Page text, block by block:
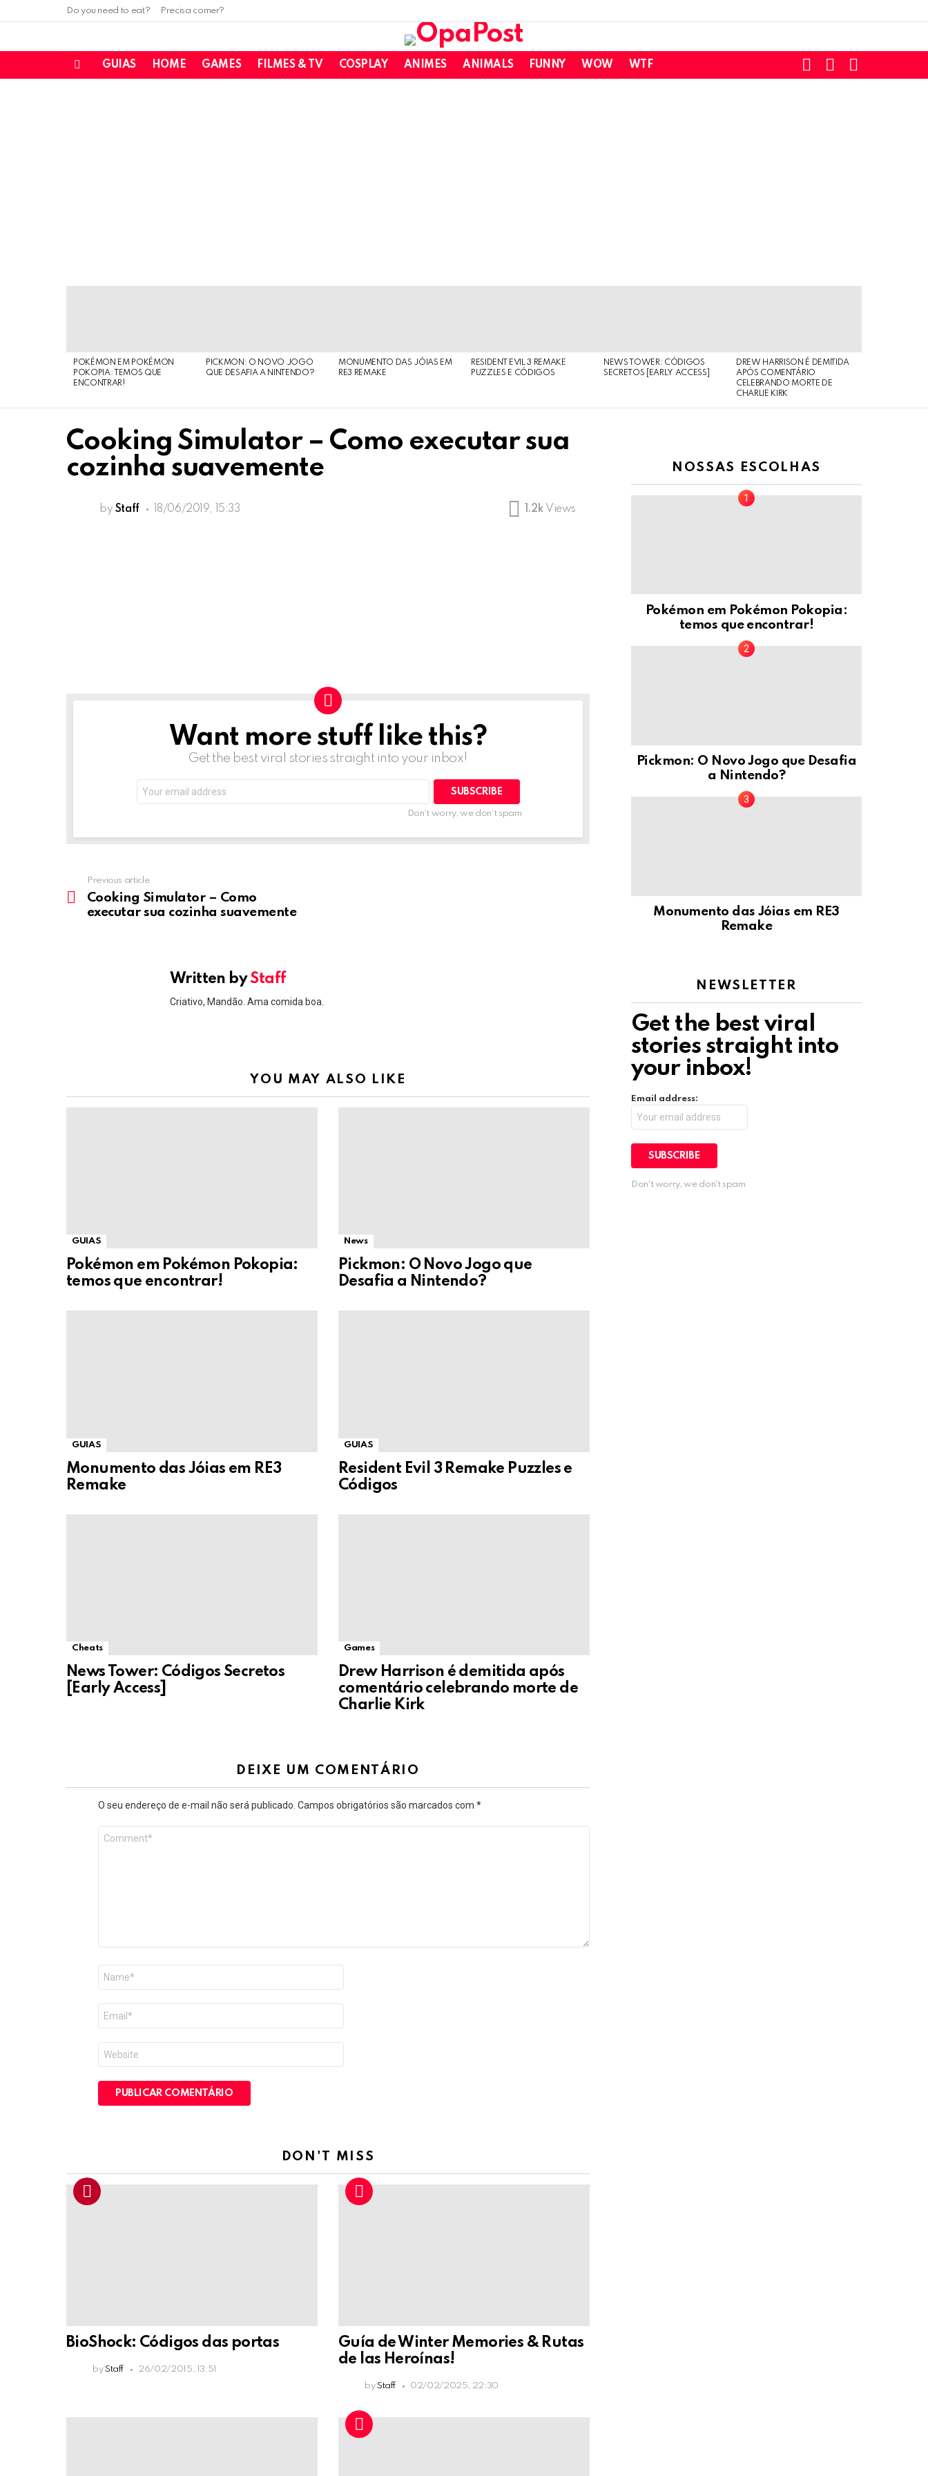
Do you need to eat? Precisa comer?
GUIAS HOME GAMES FILMES & TV COSPLAY ANIMES ANIMALS FUNNY WOW WTF
SWITCH
SKIN
SEARCH
POKÉMON EM POKÉMON
POKOPIA: TEMOS QUE
ENCONTRAR!
PICKMON: O NOVO JOGO
QUE DESAFIA A NINTENDO?
MONUMENTO DAS JÓIAS EM
RE3 REMAKE
RESIDENT EVIL 3 REMAKE
PUZZLES E CÓDIGOS
NEWS TOWER: CÓDIGOS
SECRETOS [EARLY ACCESS]
DREW HARRISON É DEMITIDA
APÓS COMENTÁRIO
CELEBRANDO MORTE DE
CHARLIE KIRK
Cooking Simulator – Como executar sua
cozinha suavemente
by Staff 18/06/2019, 15:33 1.2k Views
NEWSLETTERWant more stuff like this?
Get the best viral stories straight into your inbox!
address:
Don't worry, we don't spam
more
Previous article
Cooking Simulator – Como
executar sua cozinha suavemente
Written byStaff
Criativo, Mandão. Ama comida boa.
YOU MAY ALSO LIKE
GUIAS
Pokémon em Pokémon Pokopia:
temos que encontrar!
News
Pickmon: O Novo Jogo que
Desafia a Nintendo?
GUIAS
Monumento das Jóias em RE3
Remake
GUIAS
Resident Evil 3 Remake Puzzles e
Códigos
Cheats
News Tower: Códigos Secretos
[Early Access]
Games
Drew Harrison é demitida após
comentário celebrando morte de
Charlie Kirk
DEIXE UM COMENTÁRIO
O seu endereço de e-mail não será publicado. Campos obrigatórios são marcados com *
mail
*
DON'T MISS
BioShock: Códigos das portas
by Staff 26/02/2015, 13:51
Guía de Winter Memories & Rutas
de las Heroínas!
by Staff 02/02/2025, 22:30
NOSSAS ESCOLHAS
Pokémon em Pokémon Pokopia:
temos que encontrar!
Pickmon: O Novo Jogo que Desafia
a Nintendo?
Monumento das Jóias em RE3
Remake
NEWSLETTER
Get the best viral
stories straight into
your inbox!
Email address:
Don't worry, we don't spam